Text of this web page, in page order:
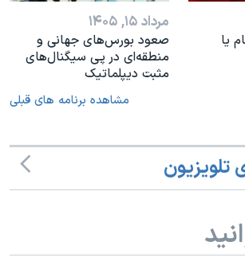
یا
مرداد ۱۵, ۱۴۰۵
صعود بورس‌های جهانی و
منطقه‌ای در پی سیگنال‌های
مثبت دیپلماتیک
مشاهده برنامه های قبلی
تلویزیون